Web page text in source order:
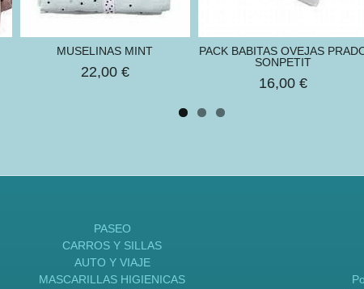
MUSELINAS MINT
22,00 €
PACK BABITAS OVEJAS
SONPETIT
16,00 €
PASEO
CARROS Y SILLAS
AUTO Y VIAJE
MASCARILLAS HIGIENICAS